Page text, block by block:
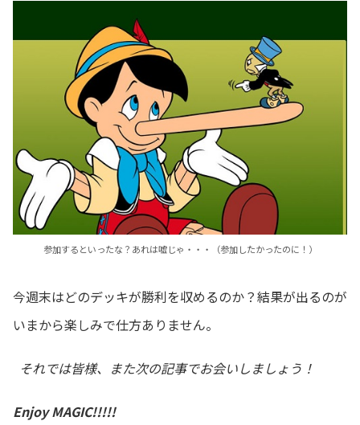
参加するといったな？あれは嘘じゃ・・・（参加したかったのに！）
今週末はどのデッキが勝利を収めるのか？結果が出るのが
いまから楽しみで仕方ありません。
それでは皆様、また次の記事でお会いしましょう！
Enjoy MAGIC!!!!!